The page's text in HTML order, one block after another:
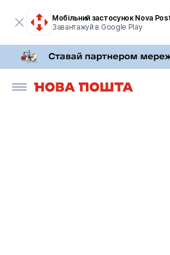
Мобільний застосунок Nova
Завантажуй в Google Play